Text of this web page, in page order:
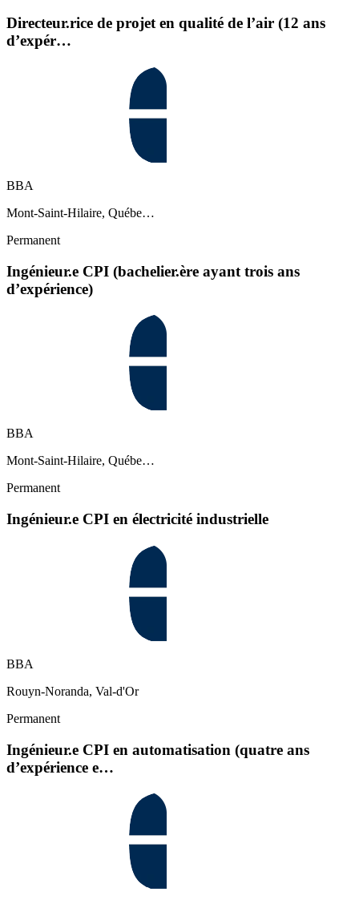
Directeur.rice de projet en qualité de l’air (12 ans
d’expér…
BBA
Mont-Saint-Hilaire, Québe…
Permanent
Ingénieur.e CPI (bachelier.ère ayant trois ans
d’expérience)
BBA
Mont-Saint-Hilaire, Québe…
Permanent
Ingénieur.e CPI en électricité industrielle
BBA
Rouyn-Noranda, Val-d'Or
Permanent
Ingénieur.e CPI en automatisation (quatre ans
d’expérience e…